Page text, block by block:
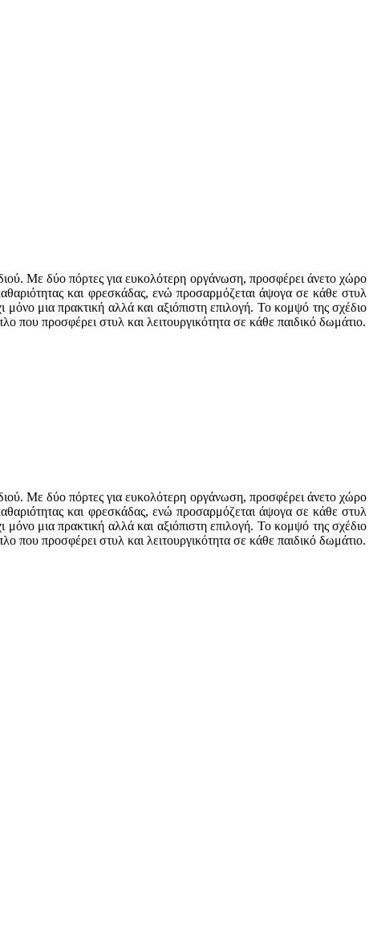
Με δύο πόρτες για ευκολότερη οργάνωση, προσφέρει άνετο χώρο
και φρεσκάδας, ενώ προσαρμόζεται άψογα σε κάθε στυλ
μια πρακτική αλλά και αξιόπιστη επιλογή. Το κομψό της σχέδιο
που προσφέρει στυλ και λειτουργικότητα σε κάθε παιδικό δωμάτιο.
Με δύο πόρτες για ευκολότερη οργάνωση, προσφέρει άνετο χώρο
και φρεσκάδας, ενώ προσαρμόζεται άψογα σε κάθε στυλ
μια πρακτική αλλά και αξιόπιστη επιλογή. Το κομψό της σχέδιο
που προσφέρει στυλ και λειτουργικότητα σε κάθε παιδικό δωμάτιο.